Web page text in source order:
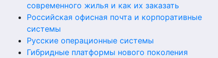
современного жилья и как их заказать
Российская офисная почта и корпоративные
системы
Русские операционные системы
Гибридные платформы нового поколения